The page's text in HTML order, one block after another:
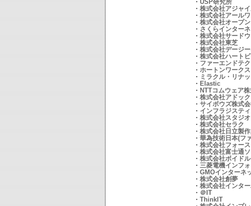
・ USP研究所
・ 株式会社アジャ
・ 株式会社アール
・ 株式会社オープ
・ さくらインター
・ 株式会社サード
・ 株式会社東芝
・ 株式会社デージ
・ 株式会社ハート
・ ファーエンドテ
・ ホートンワーク
・ ミラクル・リナ
・ Elastic
・ NTTコムウェア
・ 株式会社アドッ
・ サイボウズ株式
・ インフラジステ
・ 株式会社スタジ
・ 株式会社セラク
・ 株式会社日立製
・ 華為技術日本(フ
・ 株式会社フォー
・ 株式会社富士通
・ 株式会社ボイド
・ 三菱電機インフ
・ GMOインターネ
・ 株式会社創夢
・ 株式会社インタ
・ ＠IT
・ ThinkIT